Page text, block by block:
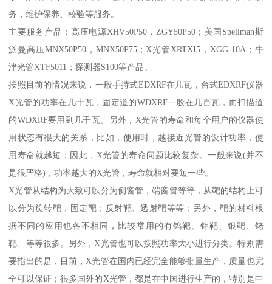
务，维护保养、校验等服务。
主要服务产品：高压电源XHV50P50，ZGY50P50；美国Spellman斯
派曼高压MNX50P50，MNX50P75；X光管XRTXI5，XGG-10A；牛
津光管XTF5011；探测器S100等产品。
按照目前的情况来说，一般手持式EDXRF在几瓦，台式EDXRF仪器
X光管的功率在几十瓦，固定道的WDXRF一般在几百瓦，而扫描道
的WDXRF要用到几千瓦。另外，X光管的寿命和每个用户的仪器使
用状态有很大的关系，比如，使用时，越接近光管的设计功率，使
用寿命就越短；因此，X光管的寿命问题比较复杂。一般来说(并不
是很严格)，功率越大的X光管，寿命就相对要短一些。
X光管从结构为大致可以分为侧窗管，端窗管等等，从靶的结构上可
以分为旋转靶，固定靶；反射靶、透射靶等等；另外，靶的材料根
据不同的应用也各不相同，比较常用的有钨靶、钼靶、银靶、铑
靶、等等很多。另外，X光管也可以按照功率大小进行分类。特别需
要指出的是，目前，X光管在国内已经完全能够批量生产，质量也完
全可以保证；很多国外的X光管，都是在中国进行生产的，特别是中